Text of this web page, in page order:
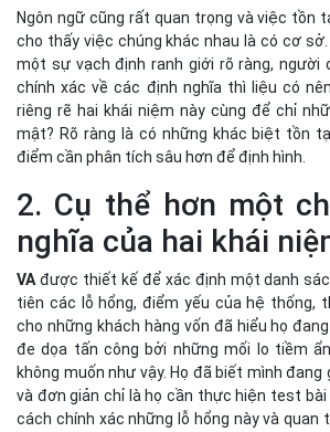
Ngôn ngữ cũng rất quan trọng và việc tồn
cho thấy việc chúng khác nhau là có cơ sở.
một sự vạch định ranh giới rõ ràng, người
chính xác về các định nghĩa thì liệu có
riêng rẽ hai khái niệm này cùng để chỉ
mật? Rõ ràng là có những khác biệt tồn
điểm cần phân tích sâu hơn để định hình.
2. Cụ thể hơn một
nghĩa của hai khái
VA được thiết kế để xác định một danh
tiên các lỗ hổng, điểm yếu của hệ thống,
cho những khách hàng vốn đã hiểu họ
đe dọa tấn công bởi những mối lo tiềm
không muốn như vậy. Họ đã biết mình đang
và đơn giản chỉ là họ cần thực hiện test
cách chính xác những lỗ hổng này và quan